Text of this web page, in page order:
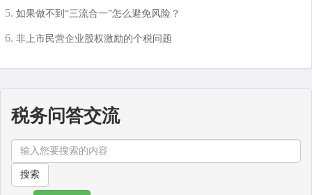
如果做不到“三流合一”怎么避免风险？
非上市民营企业股权激励的个税问题
税务问答交流